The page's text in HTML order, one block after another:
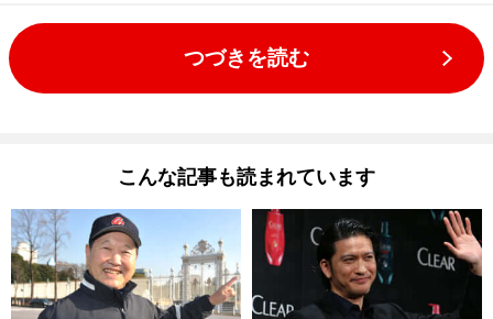
つづきを読む
こんな記事も読まれています